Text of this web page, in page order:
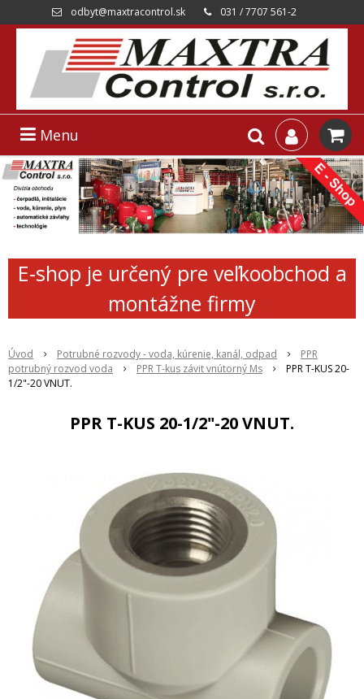
odbyt@maxtracontrol.sk 031 / 7707 561-2
Menu
E-shop je určený pre veľkoobchod a
montážne firmy
Úvod Potrubné rozvody - voda, kúrenie, kanál, odpad
PPR
potrubný rozvod voda
PPR T-kus závit vnútorný Ms
PPR T-KUS 20-
1/2"-20 VNUT.
PPR T-KUS 20-1/2"-20 VNUT.